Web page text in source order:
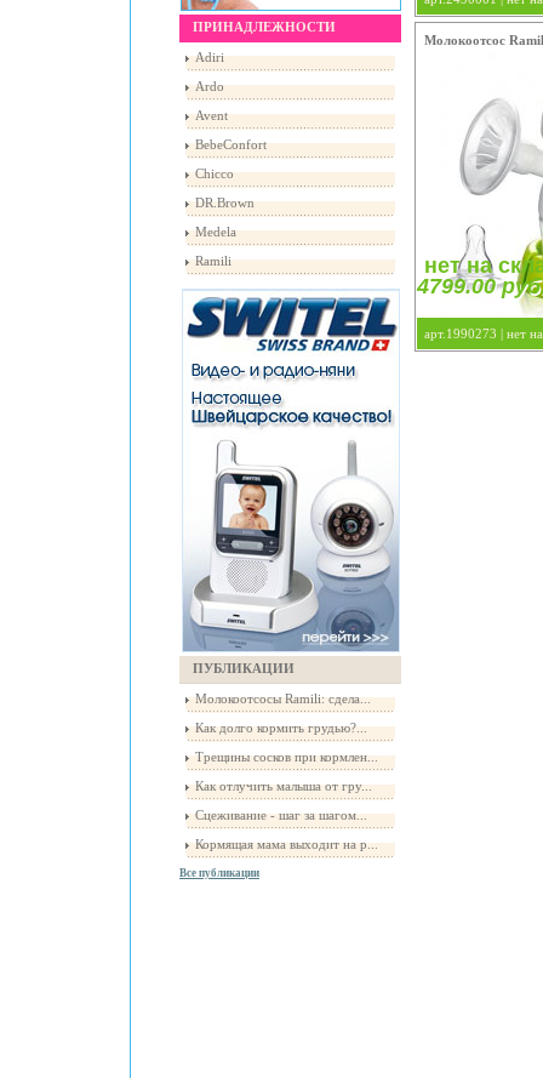
ПРИНАДЛЕЖНОСТИ
Adiri
Ardo
Avent
BebeConfort
Chicco
DR.Brown
Medela
Ramili
ПУБЛИКАЦИИ
Молокоотсосы Ramili: сдела...
Как долго кормить грудью?...
Трещины сосков при кормлен...
Как отлучить малыша от гру...
Сцеживание - шаг за шагом...
Кормящая мама выходит на р...
Все публикации
Молокоотсос
нет на
4799.00
4799.00
арт.1990273 | нет